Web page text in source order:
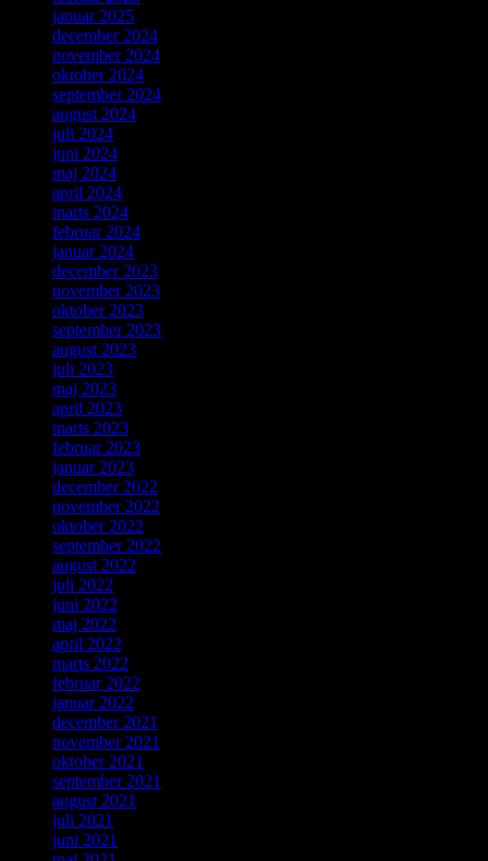
januar 2025
december 2024
november 2024
oktober 2024
september 2024
august 2024
juli 2024
juni 2024
maj 2024
april 2024
marts 2024
februar 2024
januar 2024
december 2023
november 2023
oktober 2023
september 2023
august 2023
juli 2023
maj 2023
april 2023
marts 2023
februar 2023
januar 2023
december 2022
november 2022
oktober 2022
september 2022
august 2022
juli 2022
juni 2022
maj 2022
april 2022
marts 2022
februar 2022
januar 2022
december 2021
november 2021
oktober 2021
september 2021
august 2021
juli 2021
juni 2021